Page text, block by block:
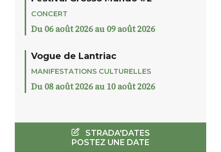
CONCERT
Du 06 août 2026 au 09 août 2026
Vogue de Lantriac
MANIFESTATIONS CULTURELLES
Du 08 août 2026 au 10 août 2026
STRADA'DATES
POSTEZ UNE DATE